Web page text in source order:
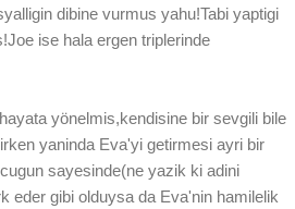
dibine vurmus yahu!Tabi yaptigi
ise hala ergen triplerinde
yönelmis,kendisine bir sevgili bile
yaninda Eva'yi getirmesi ayri bir
sayesinde(ne yazik ki adini
eder gibi olduysa da Eva'nin hamilelik